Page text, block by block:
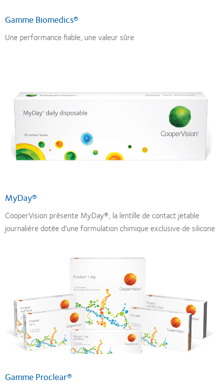
Gamme Biomedics®
Une performance fiable, une valeur sûre
MyDay®
CooperVision présente MyDay®, la lentille de contact jetable
journalière dotée d'une formulation chimique exclusive de silicone
Gamme Proclear®